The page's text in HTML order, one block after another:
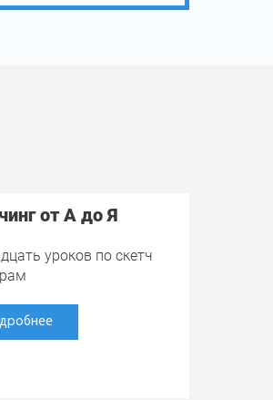
от А до Я
уроков по скетч